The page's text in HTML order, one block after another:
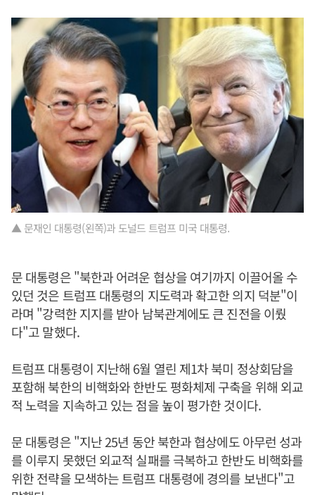
▲ 문재인 대통령(왼쪽)과 도널드 트럼프 미국 대통령.
문 대통령은 "북한과 어려운 협상을 여기까지 이끌어올 수
있던 것은 트럼프 대통령의 지도력과 확고한 의지 덕분"이
라며 "강력한 지지를 받아 남북관계에도 큰 진전을 이뤘
다"고 말했다.
트럼프 대통령이 지난해 6월 열린 제1차 북미 정상회담을
포함해 북한의 비핵화와 한반도 평화체제 구축을 위해 외교
적 노력을 지속하고 있는 점을 높이 평가한 것이다.
문 대통령은 "지난 25년 동안 북한과 협상에도 아무런 성과
를 이루지 못했던 외교적 실패를 극복하고 한반도 비핵화를
위한 전략을 모색하는 트럼프 대통령에 경의를 보낸다"고